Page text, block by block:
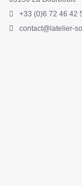
+33 (0)6 72 46 42
contact@latelier-